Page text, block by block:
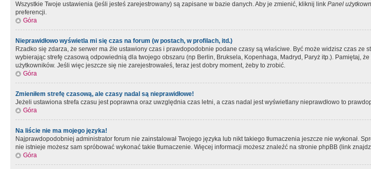
Wszystkie Twoje ustawienia (jeśli jesteś zarejestrowany) są zapisane w bazie danych. Aby je zmienić, kliknij link Panel
preferencji.
Góra
Nieprawidłowo wyświetla mi się czas na forum (w postach, w profilach, itd.)
Rzadko się zdarza, że serwer ma źle ustawiony czas i prawdopodobnie podane czasy są właściwe. Być może widzisz czas
wybierając strefę czasową odpowiednią dla twojego obszaru (np Berlin, Bruksela, Kopenhaga, Madryd, Paryż itp.). Pamiętaj,
użytkowników. Jeśli więc jeszcze się nie zarejestrowałeś, teraz jest dobry moment, żeby to zrobić.
Góra
Zmieniłem strefę czasową, ale czasy nadal są nieprawidłowe!
Jeżeli ustawiona strefa czasu jest poprawna oraz uwzględnia czas letni, a czas nadal jest wyświetlany nieprawdłowo to
Góra
Na liście nie ma mojego języka!
Najprawdopodobniej administrator forum nie zainstalował Twojego języka lub nikt takiego tłumaczenia jeszcze nie wykonał.
nie istnieje możesz sam spróbować wykonać takie tłumaczenie. Więcej informacji możesz znaleźć na stronie phpBB (link
Góra